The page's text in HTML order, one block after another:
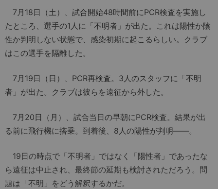
7月18日（土）、試合開始48時間前にPCR検査を実施し
たところ、選手の1人に「不明者」が出た。これは陽性か陰
性か判明しない状態で、感染初期に起こるらしい。クラブ
はこの選手を隔離した。
7月19日（日）、PCR再検査。3人のスタッフに「不明
者」が出た。クラブは彼らを遠征から外した。
7月20日（月）、試合当日の早朝にPCR検査。結果が出
る前に飛行機に搭乗。到着後、8人の陽性が判明――。
19日の時点で「不明者」ではなく「陽性者」であったな
ら遠征は中止され、最終節の延期も検討されただろう。問
題は「不明」をどう解釈するかだ。